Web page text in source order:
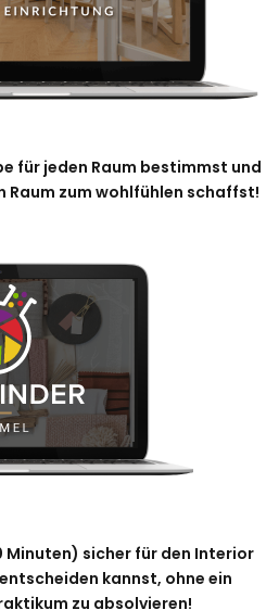
für jeden Raum bestimmst und
Raum zum wohlfühlen schaffst!
Minuten) sicher für den Interior
kannst, ohne ein
zu absolvieren!